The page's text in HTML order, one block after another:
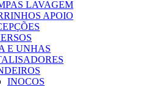
LAVAGEM
APOIO
E UNHAS
INOCOS